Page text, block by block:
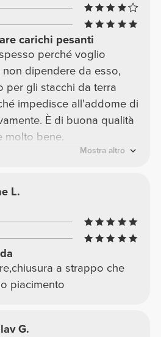
carichi pesanti
perché voglio
dipendere da esso,
per gli stacchi da terra
impedisce all'addome di
È di buona qualità
molto bene.
Mostra altro
L.
a strappo che
piacimento
G.